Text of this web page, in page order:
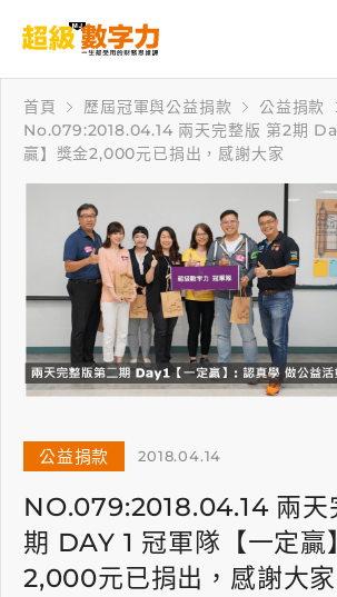
首頁 歷屆冠軍與公益捐款
公益捐款
No.079:2018.04.14 兩天完整版 第2期
贏】獎金2,000元已捐出，感謝大家
公益捐款 2018.04.14
NO.079:2018.04.14 兩天
期 DAY 1 冠軍隊【一定贏
2,000元已捐出，感謝大家